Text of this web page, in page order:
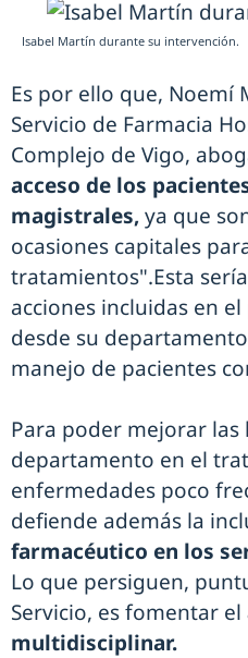
Isabel Martín durante su intervención.
Es por ello que, Noemí
Servicio de Farmacia
Complejo de Vigo,
acceso de los
magistrales, ya que
ocasiones capitales
tratamientos".Esta
acciones incluidas en
desde su
manejo de pacientes
Para poder mejorar las
departamento en el
enfermedades poco
defiende además la
farmacéutico en los
Lo que persiguen,
Servicio, es fomentar el
multidisciplinar.